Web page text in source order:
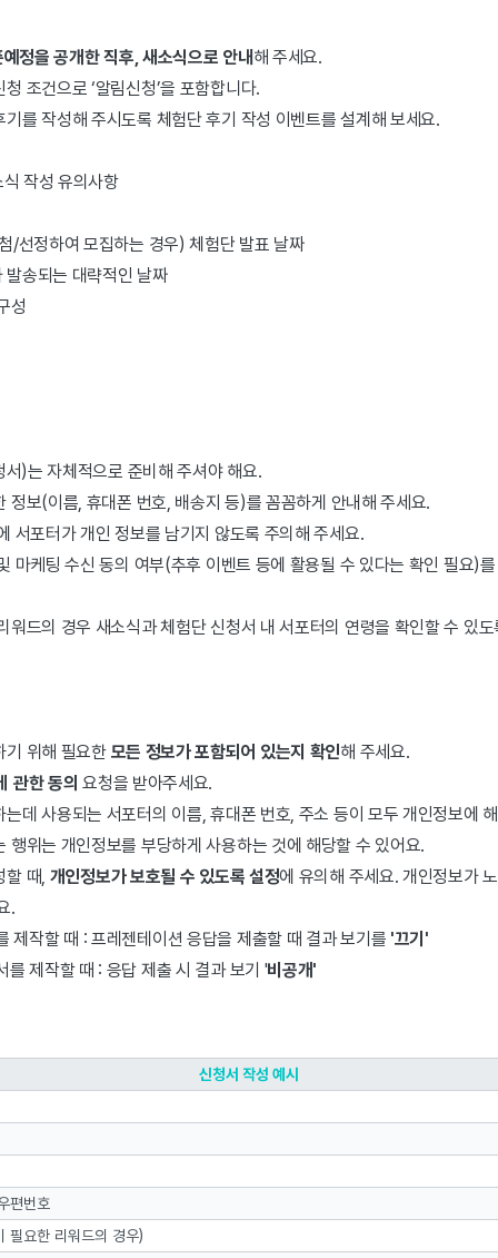
정을 공개한 직후, 새소식으로 안내해 주세요.
조건으로 ‘알림신청’을 포함합니다.
를 작성해 주시도록 체험단 후기 작성 이벤트를 설계해 보세요.
작성 유의사항
/선정하여 모집하는 경우) 체험단 발표 날짜
발송되는 대략적인 날짜
성
)는 자체적으로 준비해 주셔야 해요.
정보(이름, 휴대폰 번호, 배송지 등)를 꼼꼼하게 안내해 주세요.
서포터가 개인 정보를 남기지 않도록 주의해 주세요.
마케팅 수신 동의 여부(추후 이벤트 등에 활용될 수 있다는 확인 필요)
워드의 경우 새소식과 체험단 신청서 내 서포터의 연령을 확인할 수 있
기 위해 필요한 모든 정보가 포함되어 있는지 확인해 주세요.
관한 동의 요청을 받아주세요.
는데 사용되는 서포터의 이름, 휴대폰 번호, 주소 등이 모두 개인정보에
행위는 개인정보를 부당하게 사용하는 것에 해당할 수 있어요.
할 때, 개인정보가 보호될 수 있도록 설정에 유의해 주세요. 개인정보가
.
제작할 때 : 프레젠테이션 응답을 제출할 때 결과 보기를 '끄기'
를 제작할 때 : 응답 제출 시 결과 보기 '비공개'
신청서 작성 예시
편번호
필요한 리워드의 경우)